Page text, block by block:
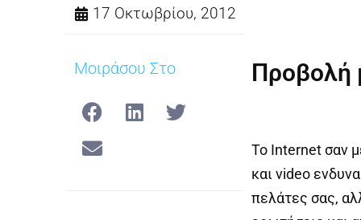
17 Οκτωβρίου, 2012
Μοιράσου Στο Προβολή
Το Internet σαν
και video
πελάτες σας,